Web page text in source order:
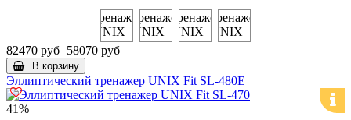
82470 руб 58070 руб
В корзину
Эллиптический тренажер UNIX Fit SL-480E
41%